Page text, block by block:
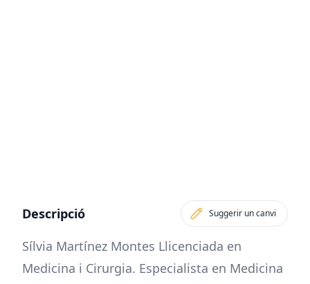
Descripció Suggerir un canvi
Sílvia Martínez Montes Llicenciada en
Medicina i Cirurgia. Especialista en Medicina